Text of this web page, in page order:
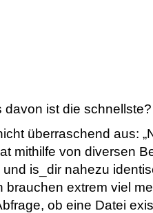
davon ist die schnellste?
überraschend aus:
mithilfe von diversen
is_dir nahezu
brauchen extrem viel
ob eine Datei